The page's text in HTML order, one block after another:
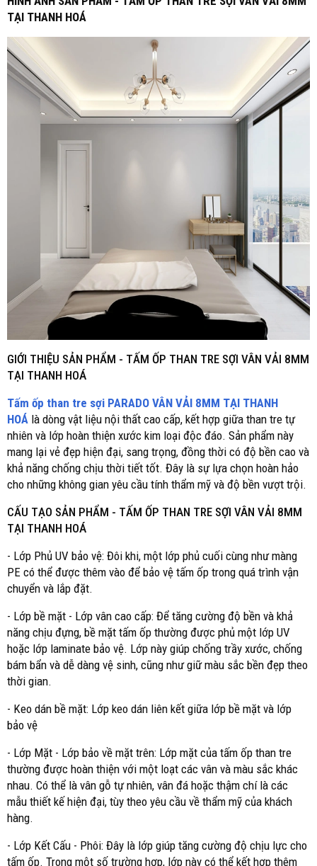
TẠI THANH HOÁ
GIỚI THIỆU SẢN PHẨM - TẤM ỐP THAN TRE SỢI VÂN VẢI 8MM
TẠI THANH HOÁ
Tấm ốp than tre sợi PARADO VÂN VẢI 8MM TẠI THANH
HOÁ là dòng vật liệu nội thất cao cấp, kết hợp giữa than tre tự
nhiên và lớp hoàn thiện xước kim loại độc đáo. Sản phẩm này
mang lại vẻ đẹp hiện đại, sang trọng, đồng thời có độ bền cao và
khả năng chống chịu thời tiết tốt. Đây là sự lựa chọn hoàn hảo
cho những không gian yêu cầu tính thẩm mỹ và độ bền vượt trội.
CẤU TẠO SẢN PHẨM - TẤM ỐP THAN TRE SỢI VÂN VẢI 8MM
TẠI THANH HOÁ
- Lớp Phủ UV bảo vệ: Đôi khi, một lớp phủ cuối cùng như màng
PE có thể được thêm vào để bảo vệ tấm ốp trong quá trình vận
chuyển và lắp đặt.
- Lớp bề mặt - Lớp vân cao cấp: Để tăng cường độ bền và khả
năng chịu đựng, bề mặt tấm ốp thường được phủ một lớp UV
hoặc lớp laminate bảo vệ. Lớp này giúp chống trầy xước, chống
bám bẩn và dễ dàng vệ sinh, cũng như giữ màu sắc bền đẹp theo
thời gian.
- Keo dán bề mặt: Lớp keo dán liên kết giữa lớp bề mặt và lớp
bảo vệ
- Lớp Mặt - Lớp bảo về mặt trên: Lớp mặt của tấm ốp than tre
thường được hoàn thiện với một loạt các vân và màu sắc khác
nhau. Có thể là vân gỗ tự nhiên, vân đá hoặc thậm chí là các
mẫu thiết kế hiện đại, tùy theo yêu cầu về thẩm mỹ của khách
hàng.
- Lớp Kết Cấu - Phôi: Đây là lớp giúp tăng cường độ chịu lực cho
tấm ốp. Trong một số trường hợp, lớp này có thể kết hợp thêm